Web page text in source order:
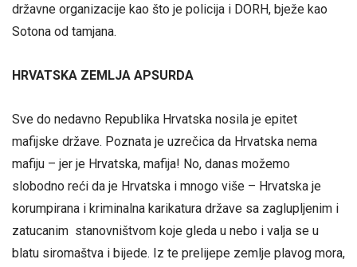
državne organizacije kao što je policija i DORH, bježe kao
Sotona od tamjana.
HRVATSKA ZEMLJA APSURDA
Sve do nedavno Republika Hrvatska nosila je epitet
mafijske države. Poznata je uzrečica da Hrvatska nema
mafiju – jer je Hrvatska, mafija! No, danas možemo
slobodno reći da je Hrvatska i mnogo više – Hrvatska je
korumpirana i kriminalna karikatura države sa zaglupljenim i
zatucanim stanovništvom koje gleda u nebo i valja se u
blatu siromaštva i bijede. Iz te prelijepe zemlje plavog mora,